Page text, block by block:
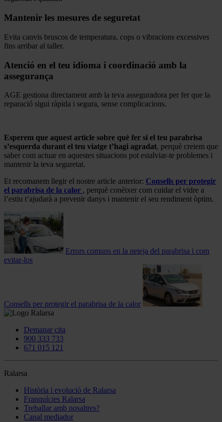
Mantenir les mesures de seguretat
Evita canvis bruscos de temperatura, cops o vibracions excessives
fins arribar al taller.
Atenció en el teu idioma i coordinació amb la
assegurança
AGE gestiona directament amb la teva asseguradora per fer que la
reparació sigui ràpida i segura, sense complicacions.
Esperem que aquest article sobre què fer si el teu parabrisa
s’esquerda durant el teu viatge t’hagi agradat, perquè creiem que
saber com actuar en aquestes situacions pot estalviar-te problemes i
mantenir la teva seguretat.
Et recomanem llegir el nostre article anterior: Consells per protegir
el parabrisa de la calor , perquè conèixer com cuidar el vidre a
l’estiu t’ajudarà a prevenir danys i mantenir el seu rendiment òptim.
Errors comuns en la neteja del parabrisa i com
evitar-los
Consells per protegir el parabrisa de la calor
Demanar cita
900 333 733
671 015 121
Ralarsa
Història i evolució de Ralarsa
Franquícies Ralarsa
Treballar amb nosaltres?
Canal mediador